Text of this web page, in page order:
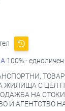
100% -
ЖИЛИЩА С ЦЕЛ
НА
И АГЕНТСТВО